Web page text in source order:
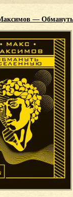
— Обмануть